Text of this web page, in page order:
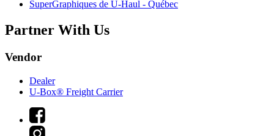
SuperGraphiques de U-Haul - Québec
Partner With Us
Vendor
Dealer
U-Box® Freight Carrier